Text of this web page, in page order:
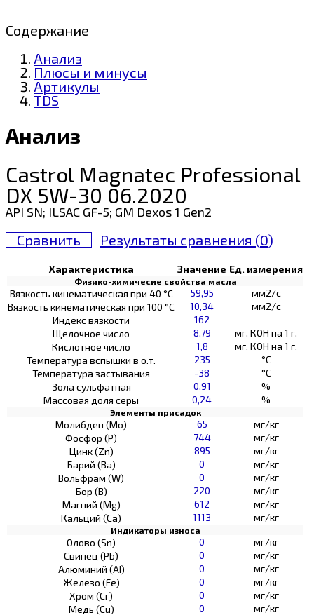
Содержание
Анализ
Плюсы и минусы
Артикулы
TDS
Анализ
Castrol Magnatec Professional
DX 5W-30 06.2020
API SN; ILSAC GF-5; GM Dexos 1 Gen2
Сравнить Результаты сравнения (0)
Характеристика Значение Ед. измерения
Физико-химичесие свойства масла
Вязкость кинематическая при 40 °С 59,95
мм2/с
Вязкость кинематическая при 100 °С
10,34
мм2/с
Индекс вязкости
162
Щелочное число
8,79
мг. КОН на 1 г.
Кислотное число
1,8
мг. КОН на 1 г.
Температура вспышки в о.т.
235
°C
Температура застывания
-38
°C
Зола сульфатная
0,91
%
Массовая доля серы
0,24 %
Элементы присадок
Молибден (Мо) 65
мг/кг
Фосфор (Р)
744
мг/кг
Цинк (Zn)
895
мг/кг
Барий (Ва)
0
мг/кг
Вольфрам (W)
0
мг/кг
Бор (В)
220
мг/кг
Магний (Mg)
612
мг/кг
Кальций (Са)
1113 мг/кг
Индикаторы износа
Олово (Sn) 0
мг/кг
Свинец (Pb)
0
мг/кг
Алюминий (AI)
0
мг/кг
Железо (Fe)
0
мг/кг
Хром (Сг)
0
мг/кг
Медь (Cu)
0
мг/кг